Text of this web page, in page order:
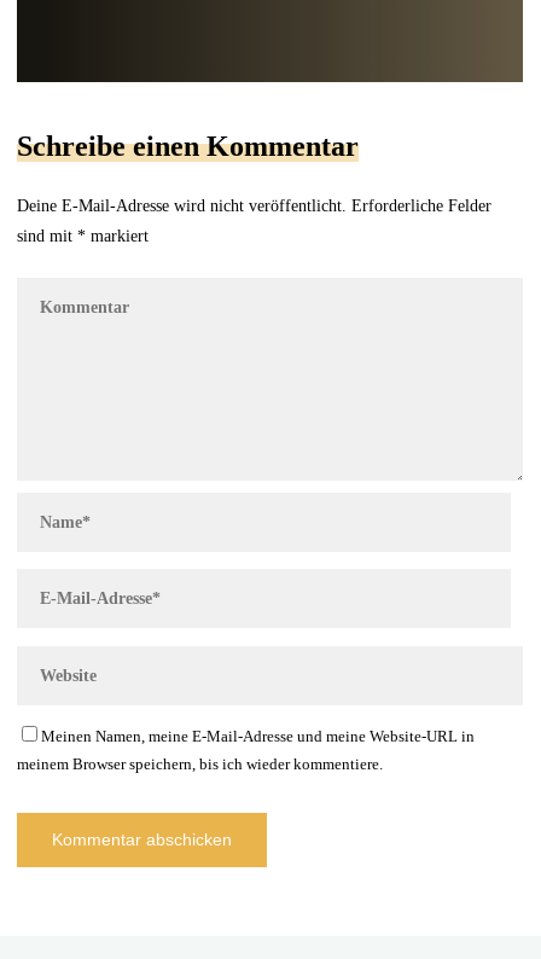
Schreibe einen Kommentar
Deine E-Mail-Adresse wird nicht veröffentlicht. Erforderliche Felder
sind mit* markiert
Meinen Namen, meine E-Mail-Adresse und meine Website-URL in
meinem Browser speichern, bis ich wieder kommentiere.